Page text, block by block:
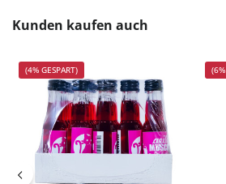
Produktgalerie überspringen
Kunden kaufen auch
(4% GESPART)